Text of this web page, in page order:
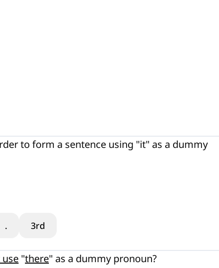
to form a sentence using "it" as a dummy
. 3rd
"there" as a dummy pronoun?